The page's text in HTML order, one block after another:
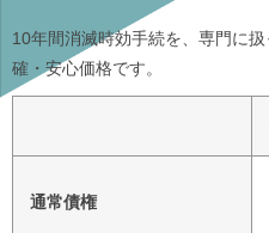
10年間消滅時効手続を、専門に
確・安心価格です。
通常債権